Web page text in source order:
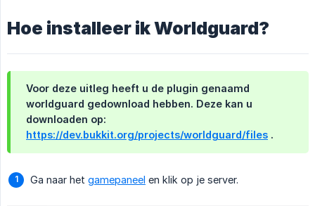
Hoe installeer ik Worldguard?
Voor deze uitleg heeft u de plugin genaamd
worldguard gedownload hebben. Deze kan u
downloaden op:
https://dev.bukkit.org/projects/worldguard/files .
Ga naar het gamepaneel en klik op je server.